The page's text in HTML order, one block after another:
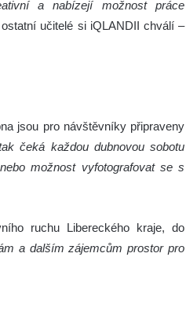
a nabízejí možnost práce
učitelé si iQLANDII chválí –
jsou pro návštěvníky připraveny
čeká každou dubnovou sobotu
možnost vyfotografovat se s
ruchu Libereckého kraje, do
a dalším zájemcům prostor pro